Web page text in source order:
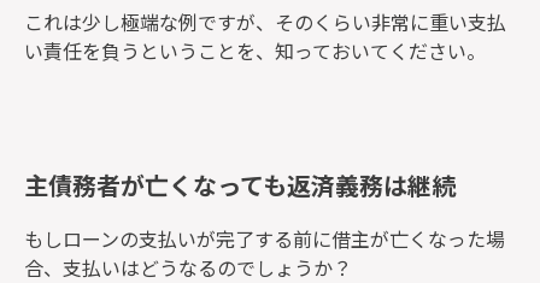
これは少し極端な例ですが、そのくらい非常に重い支払
い責任を負うということを、知っておいてください。
主債務者が亡くなっても返済義務は継続
もしローンの支払いが完了する前に借主が亡くなった場
合、支払いはどうなるのでしょうか？